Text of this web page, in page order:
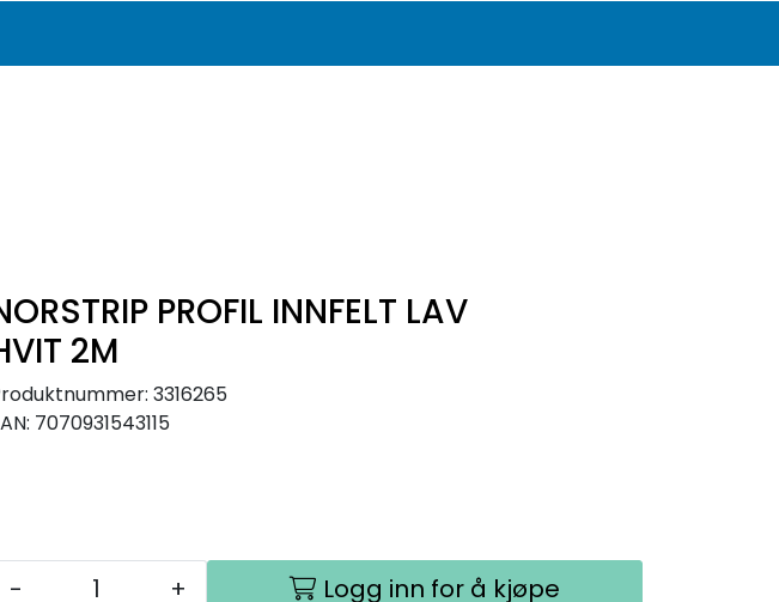
PROFIL INNFELT LAV
2M
3316265
7070931543115
- + Logg inn for å kjøpe